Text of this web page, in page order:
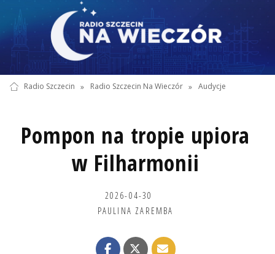
Radio Szczecin » Radio Szczecin Na Wieczór » Audycje
Pompon na tropie upiora
w Filharmonii
2026-04-30
PAULINA ZAREMBA